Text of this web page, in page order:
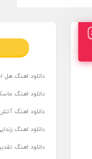
دانلود اهنگ هل
دانلود اهنگ
دانلود اهنگ
دانلود اهنگ
دانلود اهنگ